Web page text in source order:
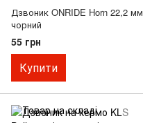
Дзвоник ONRIDE Horn 22,2 мм
чорний
55 грн
Купити